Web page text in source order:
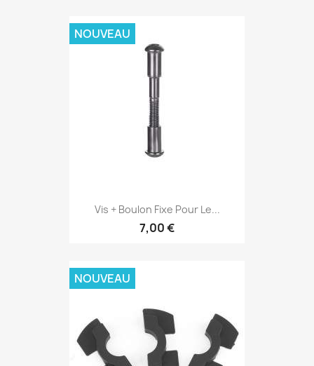
Vis + Boulon Fixe Pour Le...
7,00 €
NOUVEAU
NOUVEAU